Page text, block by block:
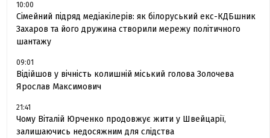
10:00
Сімейний підряд медіакілерів: як білоруський екс-КДБшник
Захаров та його дружина створили мережу політичного
шантажу
09:01
Відійшов у вічність колишній міський голова Золочева
Ярослав Максимович
21:41
Чому Віталій Юрченко продовжує жити у Швейцарії,
залишаючись недосяжним для слідства